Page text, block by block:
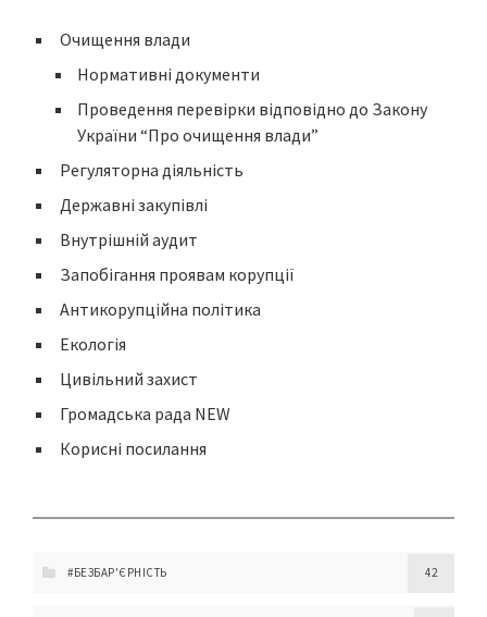
Очищення влади
Нормативні документи
Проведення перевірки відповідно до Закону
України “Про очищення влади”
Регуляторна діяльність
Державні закупівлі
Внутрішній аудит
Запобігання проявам корупції
Антикорупційна політика
Екологія
Цивільний захист
Громадська рада NEW
Корисні посилання
#БЕЗБАР'ЄРНІСТЬ 42